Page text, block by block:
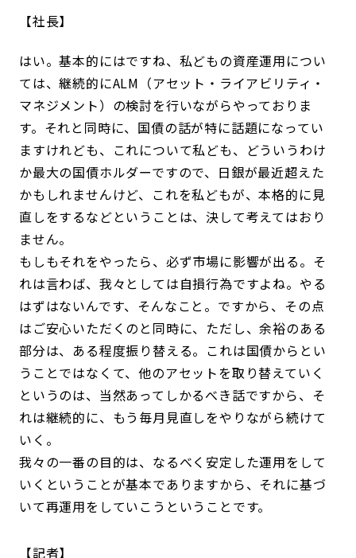
社長
はい。基本的にはですね、私どもの資産運用につい
ては、継続的にALM（アセット・ライアビリティ・
マネジメント）の検討を行いながらやっておりま
す。それと同時に、国債の話が特に話題になってい
ますけれども、これについて私ども、どういうわけ
か最大の国債ホルダーですので、日銀が最近超えた
かもしれませんけど、これを私どもが、本格的に見
直しをするなどということは、決して考えてはおり
ません。
もしもそれをやったら、必ず市場に影響が出る。そ
れは言わば、我々としては自損行為ですよね。やる
はずはないんです、そんなこと。ですから、その点
はご安心いただくのと同時に、ただし、余裕のある
部分は、ある程度振り替える。これは国債からとい
うことではなくて、他のアセットを取り替えていく
というのは、当然あってしかるべき話ですから、そ
れは継続的に、もう毎月見直しをやりながら続けて
いく。
我々の一番の目的は、なるべく安定した運用をして
いくということが基本でありますから、それに基づ
いて再運用をしていこうということです。
記者